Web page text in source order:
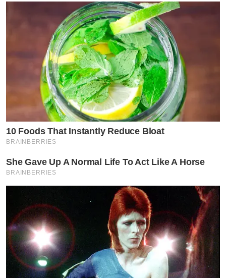
10 Foods That Instantly Reduce Bloat
BRAINBERRIES
She Gave Up A Normal Life To Act Like A Horse
BRAINBERRIES